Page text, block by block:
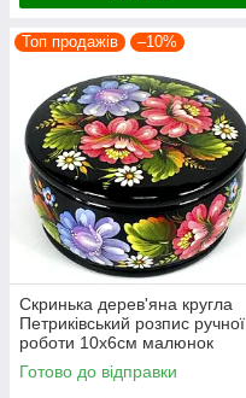
Топ продажів –10%
Скринька дерев'яна кругла
Петриківський розпис ручної
роботи 10х6см малюнок
КВІТИ УКРАЇНИ Український
сувенір
Готово до відправки